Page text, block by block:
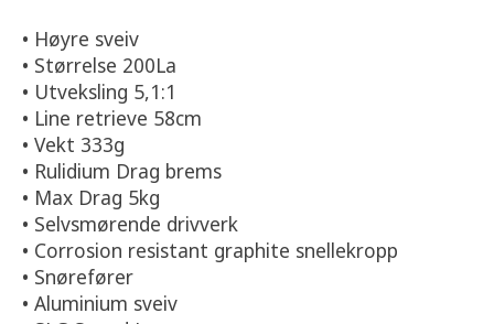
• Høyre sveiv
• Størrelse 200La
• Utveksling 5,1:1
• Line retrieve 58cm
• Vekt 333g
• Rulidium Drag brems
• Max Drag 5kg
• Selvsmørende drivverk
• Corrosion resistant graphite snellekropp
• Snørefører
• Aluminium sveiv